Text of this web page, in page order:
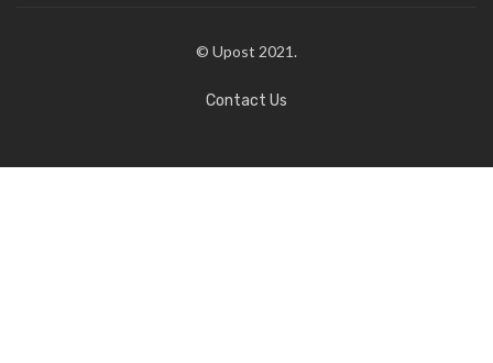
© Upost 2021.
Contact Us